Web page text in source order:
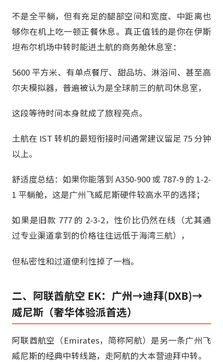
不是全平躺，但有充足的腿部空间和宽度、中距离也
够你在机上吃一顿正餐休息。真正值钱的是你在伊斯
坦布尔机场中转时能进土航的商务舱休息室：
5600 平方米、有单点餐厅、甜品坊、淋浴间、甚至高
尔夫模拟器，普遍被认为是全球前三的航司休息室，
这段等待时间本身就成了旅程亮点。
土航在 IST 转机的最短衔接时间通常建议留足 75 分钟
以上。
舒适度总结：如果你能落到 A350-900 或 787-9 的 1-2-
1 平躺舱，这是广州飞威尼斯硬件较高水平的选择；
如果是旧款 777 的 2-3-2，性价比仍然在线（尤其通
过专业渠道拿到的价格往往远低于海湾三航），
但私密性和过道便利性掉了一档。
二、阿联酋航空 EK：广州→迪拜(DXB)→
威尼斯（奢华体验派首选）
阿联酋航空（Emirates，简称阿航）是另一条广州飞
威尼斯的经典中转线路，走阿航的大本营迪拜中转。